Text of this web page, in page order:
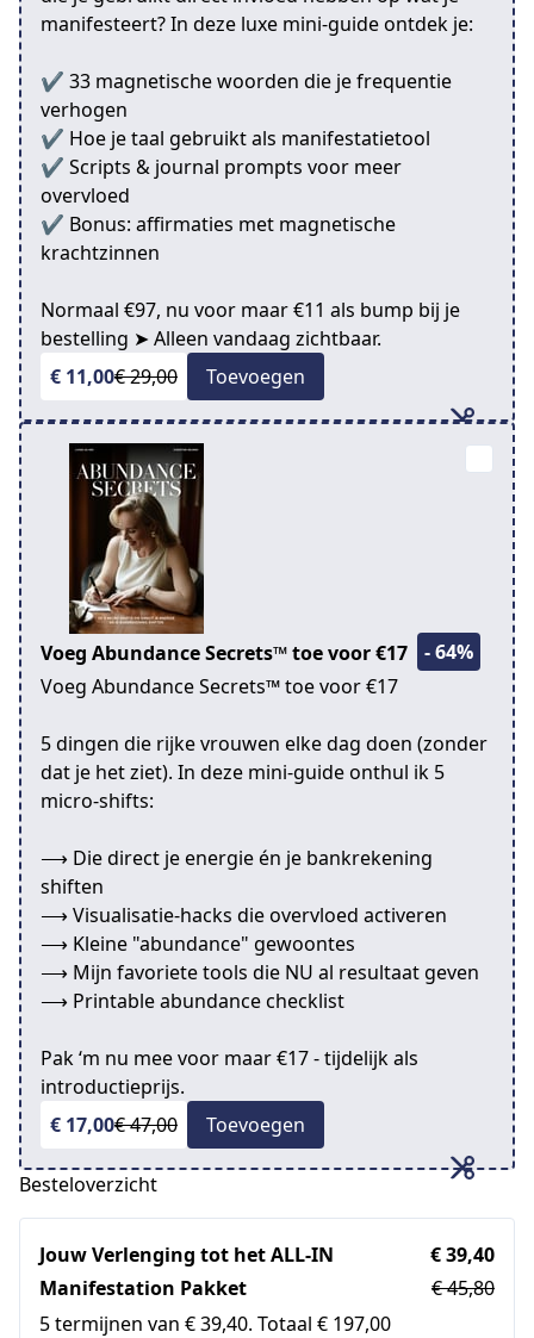
manifesteert? In deze luxe mini-guide ontdek je:
✔️ 33 magnetische woorden die je frequentie
verhogen
✔️ Hoe je taal gebruikt als manifestatietool
✔️ Scripts & journal prompts voor meer
overvloed
✔️ Bonus: affirmaties met magnetische
krachtzinnen
Normaal €97, nu voor maar €11 als bump bij je
bestelling ➤ Alleen vandaag zichtbaar.
€ 11,00€ 29,00 Toevoegen
Voeg Abundance Secrets™ toe voor €17
- 64%
Voeg Abundance Secrets™ toe voor €17
5 dingen die rijke vrouwen elke dag doen (zonder
dat je het ziet). In deze mini-guide onthul ik 5
micro-shifts:
⟶ Die direct je energie én je bankrekening
shiften
⟶ Visualisatie-hacks die overvloed activeren
⟶ Kleine "abundance" gewoontes
⟶ Mijn favoriete tools die NU al resultaat geven
⟶ Printable abundance checklist
Pak ‘m nu mee voor maar €17 - tijdelijk als
introductieprijs.
€ 17,00€ 47,00 Toevoegen
Besteloverzicht
Jouw Verlenging tot het ALL-IN
Manifestation Pakket
5 termijnen van € 39,40. Totaal € 197,00
€ 39,40
€ 45,80